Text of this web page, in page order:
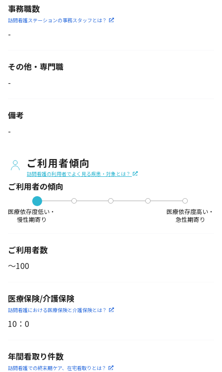
事務職数
訪問看護ステーションの事務スタッフとは？
-
その他・専門職
-
備考
-
ご利用者傾向
訪問看護の利用者でよく見る疾患・対象とは？
ご利用者の傾向
医療依存度低い・
慢性期寄り
医療依存度高い・
急性期寄り
ご利用者数
〜100
医療保険/介護保険
訪問看護における医療保険と介護保険とは？
10 ： 0
年間看取り件数
訪問看護での終末期ケア、 在宅看取りとは？